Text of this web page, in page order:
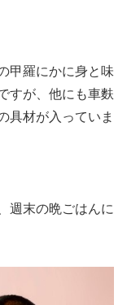
甲羅にかに身と味
すが、他にも車麩
具材が入っていま
週末の晩ごはんに